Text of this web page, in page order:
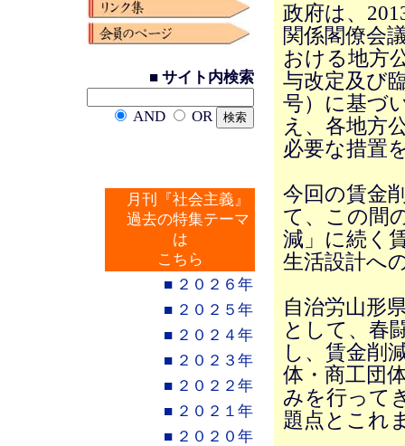
■ サイト内検索
AND OR
月刊『社会主義』
過去の特集テーマ
は
こちら
■ ２０２６年
■ ２０２５年
■ ２０２４年
■ ２０２３年
■ ２０２２年
■ ２０２１年
■ ２０２０年
政府は、
関係閣僚会
おける地方
与改定及び
号）に基づ
え、各地方
必要な措置
今回の賃金
て、この間
減」に続く
生活設計へ
自治労山形
として、春
し、賃金削
体・商工団
みを行って
題点とこれ